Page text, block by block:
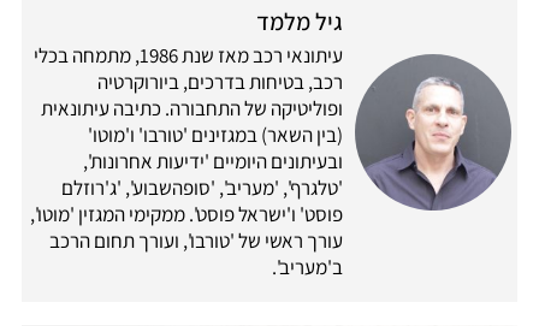
גיל מלמד
עיתונאי רכב מאז שנת 1986, מתמחה בכלי
רכב, בטיחות בדרכים, ביורוקרטיה
ופוליטיקה של התחבורה. כתיבה עיתונאית
(בין השאר) במגזינים 'טורבו' ו'מוטו'
ובעיתונים היומיים 'ידיעות אחרונות',
'טלגרף', 'מעריב', 'סופהשבוע', 'ג'רוזלם
פוסט' ו'ישראל פוסט'. ממקימי המגזין 'מוטו',
עורך ראשי של 'טורבו', ועורך תחום הרכב
ב'מעריב'.